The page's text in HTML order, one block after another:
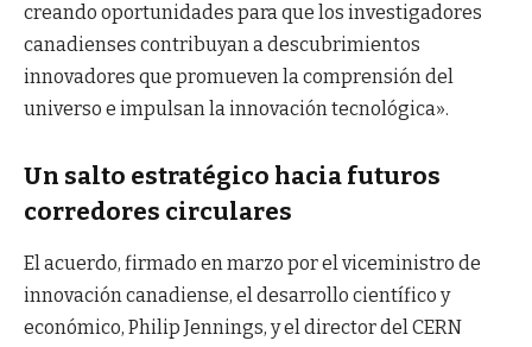
creando oportunidades para que los investigadores
canadienses contribuyan a descubrimientos
innovadores que promueven la comprensión del
universo e impulsan la innovación tecnológica».
Un salto estratégico hacia futuros
corredores circulares
El acuerdo, firmado en marzo por el viceministro de
innovación canadiense, el desarrollo científico y
económico, Philip Jennings, y el director del CERN